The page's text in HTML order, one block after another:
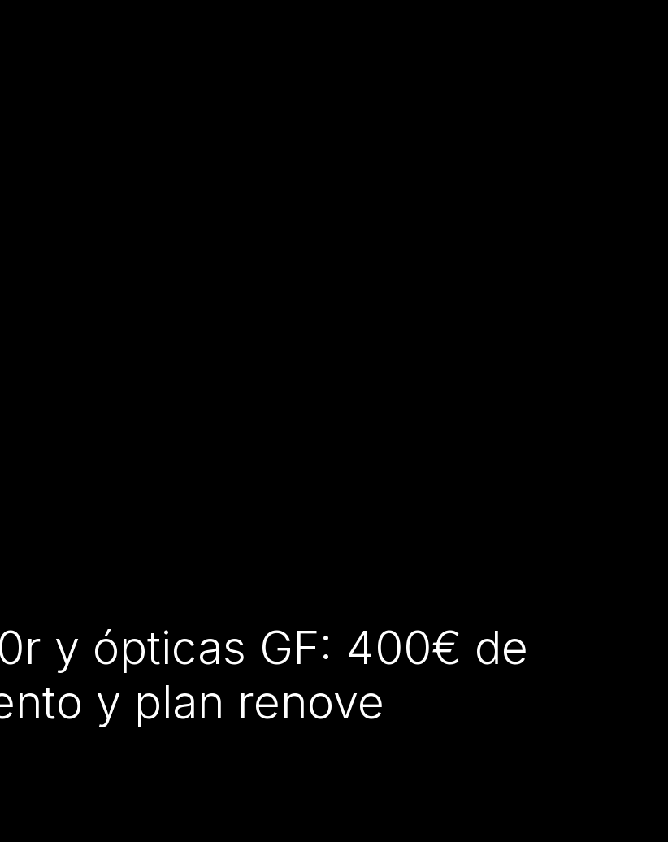
y ópticas GF: 400€ de
y plan renove